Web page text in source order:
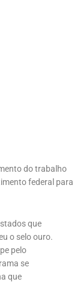
do trabalho
federal para
que
o selo ouro.
pelo
se
que